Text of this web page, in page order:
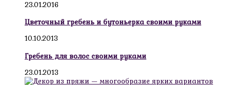
23.01.2016
Цветочный гребень и бутоньерка своими руками
10.10.2013
Гребень для волос своими руками
23.01.2013